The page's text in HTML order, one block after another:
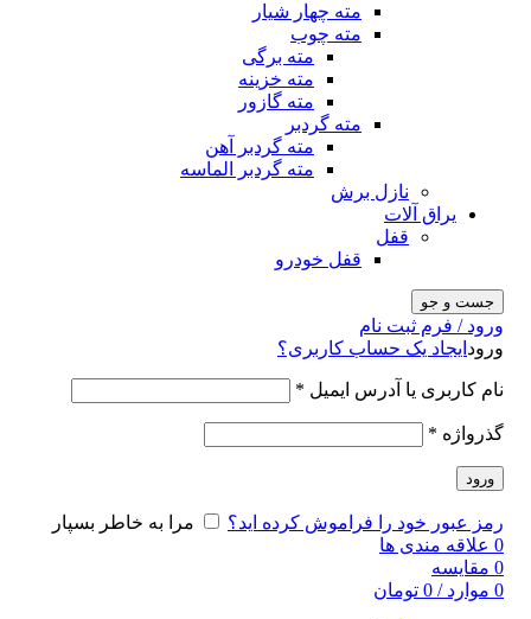
مته چهار شیار
مته چوب
مته برگی
مته خزینه
مته گازور
مته گردبر
مته گردبر آهن
مته گردبر الماسه
نازل برش
یراق آلات
قفل
قفل خودرو
جست و جو
ورود / فرم ثبت نام
ورود ایجاد یک حساب کاربری؟
نام کاربری یا آدرس ایمیل *
گذرواژه *
ورود
رمز عبور خود را فراموش کرده اید؟
مرا به خاطر بسپار
0 علاقه مندی ها
0 مقایسه
0 موارد /
0 تومان